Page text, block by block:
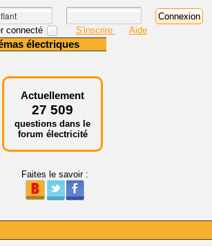
connecté S'inscrire Aide
électriques
Actuellement
27 509
questions dans le
forum électricité
Faites le savoir :